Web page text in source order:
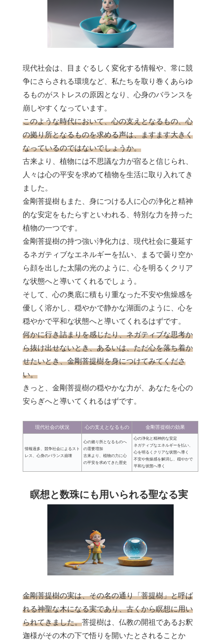
現代社会は、目まぐるしく変化する情報や、常に競
争にさらされる環境など、私たちを取り巻くあらゆ
るものがストレスの原因となり、心身のバランスを
崩しやすくなっています。
このような時代において、心の支えとなるもの、心
の拠り所となるものを求める声は、ますます大きく
なっているのではないでしょうか。
古来より、植物には不思議な力が宿ると信じられ、
人々は心の平安を求めて植物を生活に取り入れてき
ました。
金剛菩提樹もまた、身につける人に心の浄化と精神
的な安定をもたらすといわれる、特別な力を持った
植物の一つです。
金剛菩提樹の持つ強い浄化力は、現代社会に蔓延す
るネガティブなエネルギーを払い、まるで曇り空か
ら顔を出した太陽の光のように、心を明るくクリア
な状態へと導いてくれるでしょう。
そして、心の奥底に積もり重なった不安や焦燥感を
優しく溶かし、穏やかで静かな湖面のように、心を
穏やかで平和な状態へと導いてくれるはずです。
何かに行き詰まりを感じたり、ネガティブな思考か
ら抜け出せないとき、あるいは、ただ心を落ち着か
せたいとき、金剛菩提樹を身につけてみてくださ
い。
きっと、金剛菩提樹の穏やかな力が、あなたを心の
安らぎへと導いてくれるはずです。
現代社会の状況 心の支えとなるもの 金剛菩提樹の効果
情報過多、競争社会によるスト
レス、心身のバランス崩壊
心の拠り所となるものへ
の需要増加
古来より、植物の力に心
の平安を求めてきた歴史
心の浄化と精神的な安定
ネガティブなエネルギーを払い、
心を明るくクリアな状態へ導く
不安や焦燥感を解消し、穏やかで
平和な状態へ導く
瞑想と数珠にも用いられる聖なる実
金剛菩提樹の実は、その名の通り「菩提樹」と呼ば
れる神聖な木になる実であり、古くから瞑想に用い
られてきました。菩提樹は、仏教の開祖であるお釈
迦様がその木の下で悟りを開いたとされることか